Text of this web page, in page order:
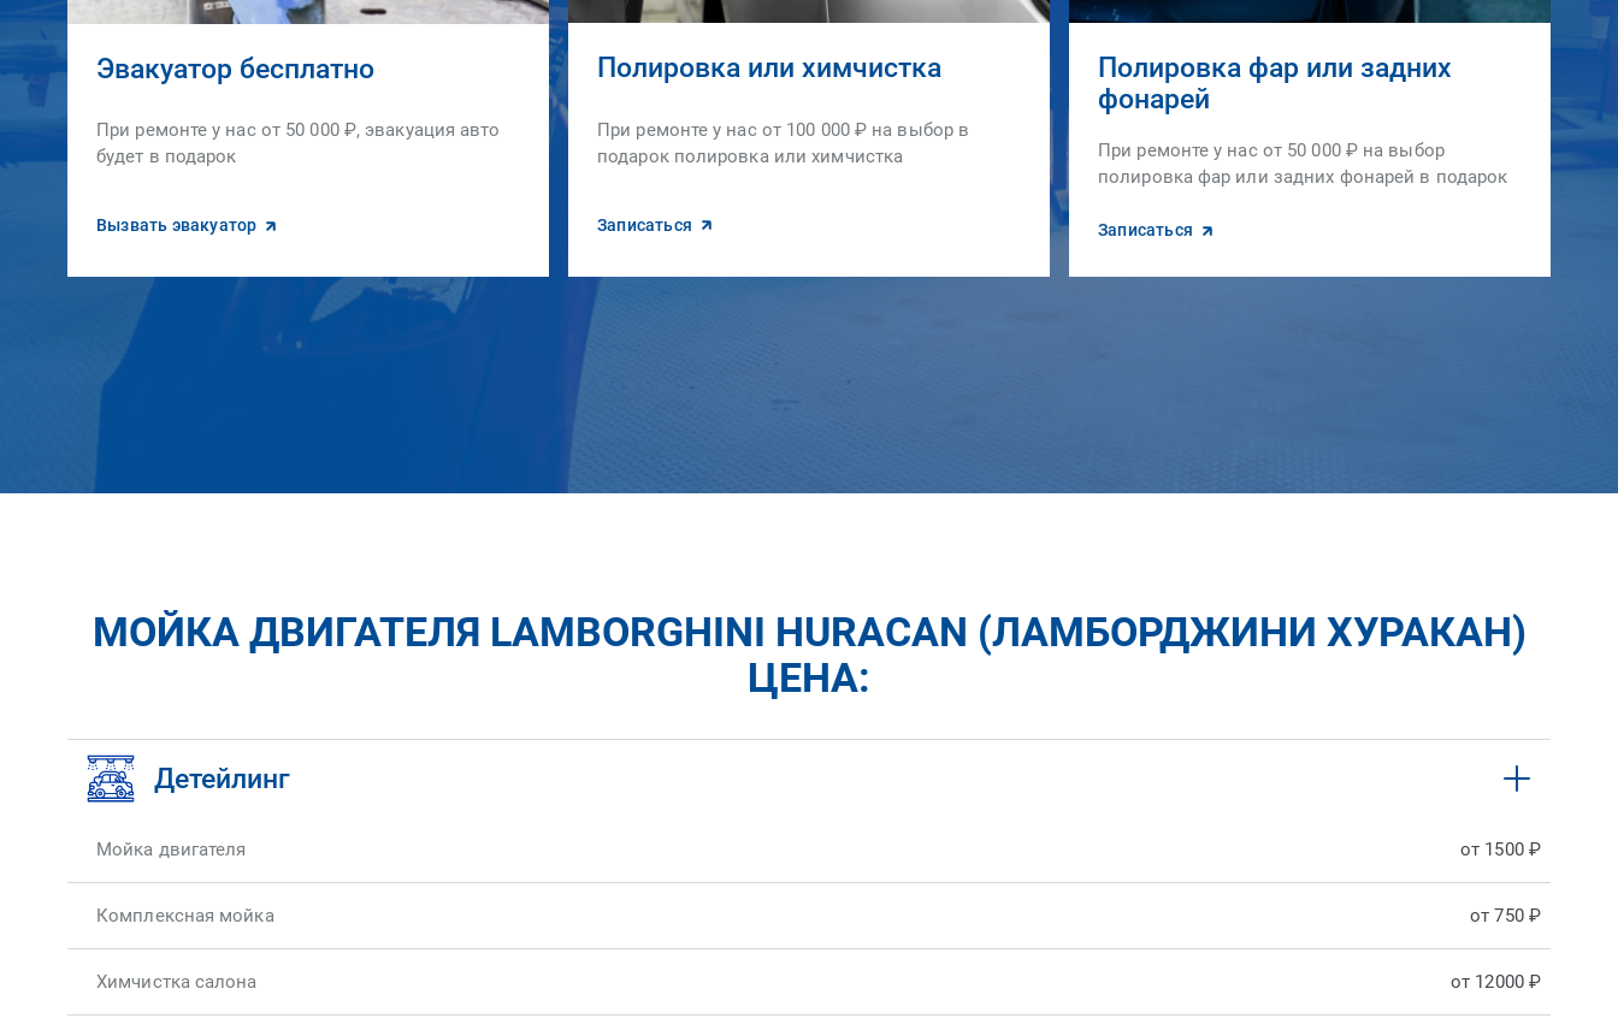
Эвакуатор бесплатно
При ремонте у нас от 50 000 ₽, эвакуация авто
будет в подарок
Вызвать эвакуатор
Полировка или химчистка
При ремонте у нас от 100 000 ₽ на выбор в
подарок полировка или химчистка
Записаться
Полировка фар или задних
фонарей
При ремонте у нас от 50 000 ₽ на выбор
полировка фар или задних фонарей в подарок
Записаться
МОЙКА ДВИГАТЕЛЯ LAMBORGHINI HURACAN (ЛАМБОРДЖИНИ ХУРАКАН)
ЦЕНА:
Детейлинг
Мойка двигателя от 1500 ₽
Комплексная мойка от 750 ₽
Химчистка салона от 12000 ₽